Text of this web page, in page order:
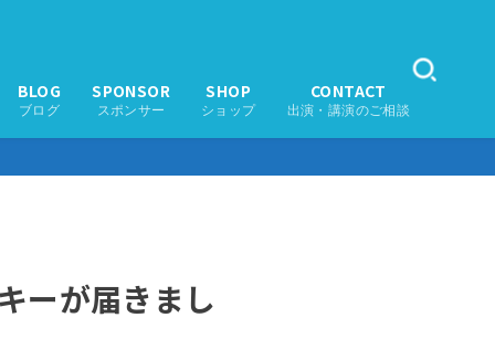
BLOG
ブログ
SPONSOR
スポンサー
SHOP
ショップ
CONTACT
出演・講演のご相談
ーが届きまし